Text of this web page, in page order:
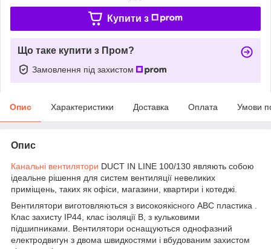
Купити з
Що таке купити з Пром?
Замовлення під захистом
Опис Характеристики Доставка Оплата Умови
Опис
Канальні вентилятори DUCT IN LINE 100/130 являють собою
ідеальне рішення для систем вентиляції невеликих
приміщень, таких як офіси, магазини, квартири і котеджі.
Вентилятори виготовляються з високоякісного АВС пластика .
Клас захисту IP44, клас ізоляції B, з кульковими
підшипниками. Вентилятори оснащуються однофазний
електродвигун з двома швидкостями і вбудованим захистом